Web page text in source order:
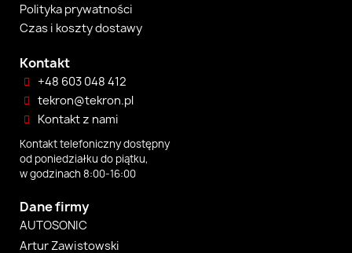
Polityka prywatności
Czas i koszty dostawy
Kontakt
+48 603 048 412
tekron@tekron.pl
Kontakt z nami
Kontakt telefoniczny dostępny
od poniedziałku do piątku,
w godzinach 8:00-16:00
Dane firmy
AUTOSONIC
Artur Zawistowski